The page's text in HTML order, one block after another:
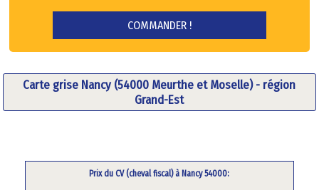
Carte grise Nancy (54000 Meurthe et Moselle) - région
Grand-Est
Prix du CV (cheval fiscal) à Nancy 54000: